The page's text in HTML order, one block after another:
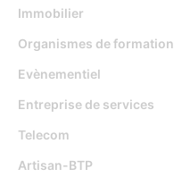
Immobilier
Organismes de formation
Evènementiel
Entreprise de services
Telecom
Artisan-BTP